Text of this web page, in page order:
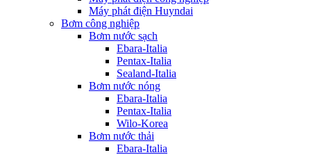
Máy phát điện Huyndai
Bơm công nghiệp
Bơm nước sạch
Ebara-Italia
Pentax-Italia
Sealand-Italia
Bơm nước nóng
Ebara-Italia
Pentax-Italia
Wilo-Korea
Bơm nước thải
Ebara-Italia